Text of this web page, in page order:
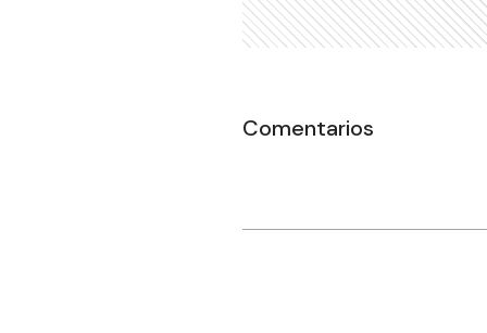
Comentarios